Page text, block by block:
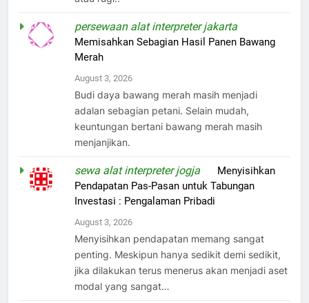
persewaan alat interpreter jakarta
Memisahkan Sebagian Hasil Panen Bawang
Merah
August 3, 2026
Budi daya bawang merah masih menjadi
adalan sebagian petani. Selain mudah,
keuntungan bertani bawang merah masih
menjanjikan.
sewa alat interpreter jogja
Menyisihkan
Pendapatan Pas-Pasan untuk Tabungan
Investasi : Pengalaman Pribadi
August 3, 2026
Menyisihkan pendapatan memang sangat
penting. Meskipun hanya sedikit demi sedikit,
jika dilakukan terus menerus akan menjadi aset
modal yang sangat…